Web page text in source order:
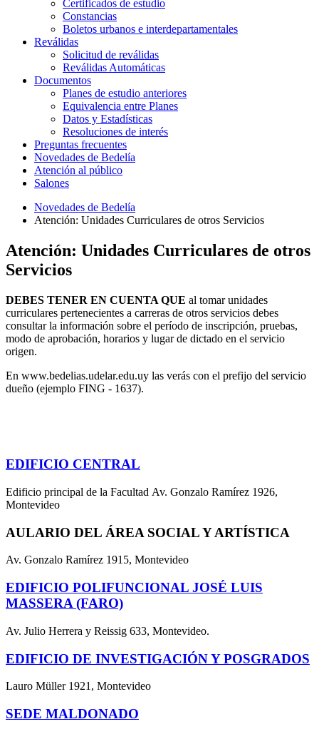
Certificados de estudio
Constancias
Boletos urbanos e interdepartamentales
Reválidas
Solicitud de reválidas
Reválidas Automáticas
Documentos
Planes de estudio anteriores
Equivalencia entre Planes
Datos y Estadísticas
Resoluciones de interés
Preguntas frecuentes
Novedades de Bedelía
Atención al público
Salones
Novedades de Bedelía
Atención: Unidades Curriculares de otros Servicios
Atención: Unidades Curriculares de otros
Servicios
DEBES TENER EN CUENTA QUE al tomar unidades
curriculares pertenecientes a carreras de otros servicios debes
consultar la información sobre el período de inscripción, pruebas,
modo de aprobación, horarios y lugar de dictado en el servicio
origen.
En www.bedelias.udelar.edu.uy las verás con el prefijo del servicio
dueño (ejemplo FING - 1637).
EDIFICIO CENTRAL
Edificio principal de la Facultad Av. Gonzalo Ramírez 1926,
Montevideo
AULARIO DEL ÁREA SOCIAL Y ARTÍSTICA
Av. Gonzalo Ramírez 1915, Montevideo
EDIFICIO POLIFUNCIONAL JOSÉ LUIS
MASSERA (FARO)
Av. Julio Herrera y Reissig 633, Montevideo.
EDIFICIO DE INVESTIGACIÓN Y POSGRADOS
Lauro Müller 1921, Montevideo
SEDE MALDONADO